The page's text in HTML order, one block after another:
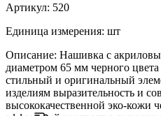
Артикул: 520
Единица измерения: шт
Описание: Нашивка с
диаметром 65 мм черного
стильный и оригинальный
изделиям выразительность и
высококачественной эко-кожи